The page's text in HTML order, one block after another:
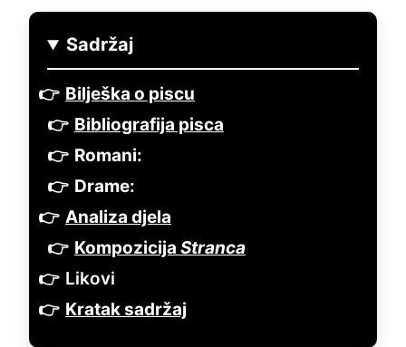
Sadržaj
Bilješka o piscu
Bibliografija pisca
Romani:
Drame:
Analiza djela
Kompozicija Stranca
Likovi
Kratak sadržaj